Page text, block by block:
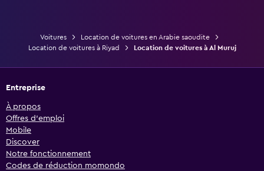
Voitures
Location de voitures en Arabie saoudite
Location de voitures à Riyad
Location de voitures à Al Muruj
Entreprise
À propos
Offres d’emploi
Mobile
Discover
Notre fonctionnement
Codes de réduction momondo